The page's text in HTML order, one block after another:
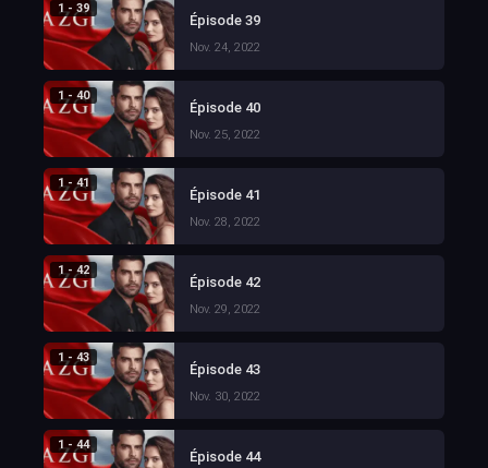
1 - 39
Épisode 39
Nov. 24, 2022
1 - 40
Épisode 40
Nov. 25, 2022
1 - 41
Épisode 41
Nov. 28, 2022
1 - 42
Épisode 42
Nov. 29, 2022
1 - 43
Épisode 43
Nov. 30, 2022
1 - 44
Épisode 44